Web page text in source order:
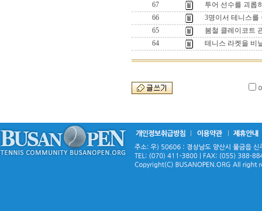
67
투어 선수를 괴롭
66
3명이서 테니스를
65
봄철 클레이코트
64
테니스 라켓을 비